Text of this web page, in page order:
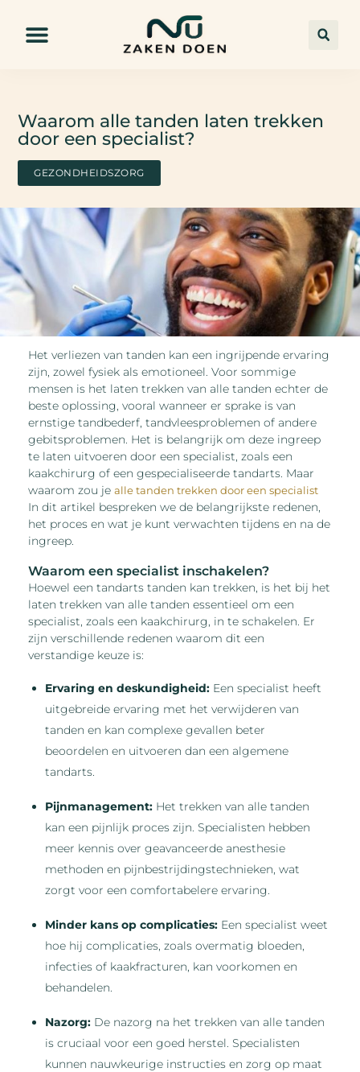
Waarom alle tanden laten trekken
door een specialist?
GEZONDHEIDSZORG
Het verliezen van tanden kan een ingrijpende ervaring
zijn, zowel fysiek als emotioneel. Voor sommige
mensen is het laten trekken van alle tanden echter de
beste oplossing, vooral wanneer er sprake is van
ernstige tandbederf, tandvleesproblemen of andere
gebitsproblemen. Het is belangrijk om deze ingreep
te laten uitvoeren door een specialist, zoals een
kaakchirurg of een gespecialiseerde tandarts. Maar
waarom zou jealle tanden trekken door een specialist
In dit artikel bespreken we de belangrijkste redenen,
het proces en wat je kunt verwachten tijdens en na de
ingreep.
Waarom een specialist inschakelen?
Hoewel een tandarts tanden kan trekken, is het bij het
laten trekken van alle tanden essentieel om een
specialist, zoals een kaakchirurg, in te schakelen. Er
zijn verschillende redenen waarom dit een
verstandige keuze is:
Ervaring en deskundigheid: Een specialist heeft
uitgebreide ervaring met het verwijderen van
tanden en kan complexe gevallen beter
beoordelen en uitvoeren dan een algemene
tandarts.
Pijnmanagement: Het trekken van alle tanden
kan een pijnlijk proces zijn. Specialisten hebben
meer kennis over geavanceerde anesthesie
methoden en pijnbestrijdingstechnieken, wat
zorgt voor een comfortabelere ervaring.
Minder kans op complicaties: Een specialist weet
hoe hij complicaties, zoals overmatig bloeden,
infecties of kaakfracturen, kan voorkomen en
behandelen.
Nazorg: De nazorg na het trekken van alle tanden
is cruciaal voor een goed herstel. Specialisten
kunnen nauwkeurige instructies en zorg op maat